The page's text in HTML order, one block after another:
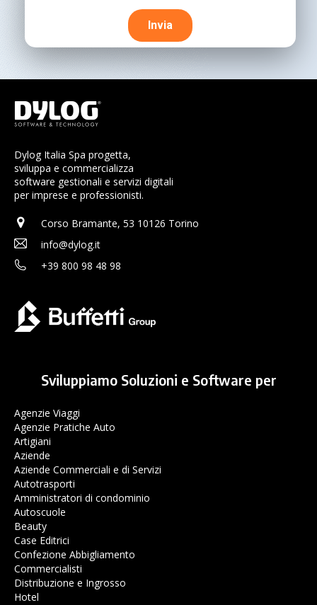
Dylog Italia Spa progetta,
sviluppa e commercializza
software gestionali e servizi digitali
per imprese e professionisti.
Corso Bramante, 53 10126 Torino
info@dylog.it
+39 800 98 48 98
Sviluppiamo Soluzioni e Software per
Agenzie Viaggi
Agenzie Pratiche Auto
Artigiani
Aziende
Aziende Commerciali e di Servizi
Autotrasporti
Amministratori di condominio
Autoscuole
Beauty
Case Editrici
Confezione Abbigliamento
Commercialisti
Distribuzione e Ingrosso
Hotel